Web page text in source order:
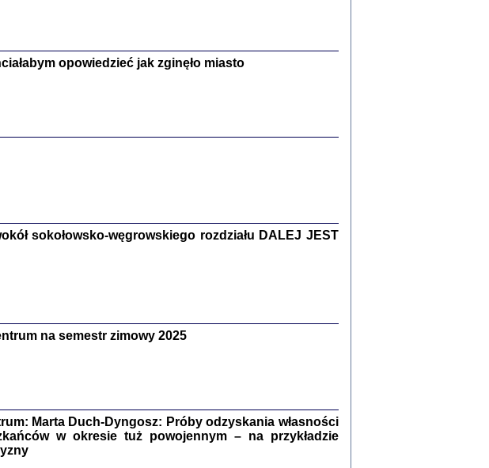
CZYTAJĄC GAZETĘ NIEMIECKĄ ...
Warszawa 2019
Zagłada Żydów.
opowiedzieć jak zginęło miasto
sokołowsko-węgrowskiego rozdziału DALEJ JEST
na semestr zimowy 2025
Marta Duch-Dyngosz: Próby odzyskania własności
w okresie tuż powojennym – na przykładzie